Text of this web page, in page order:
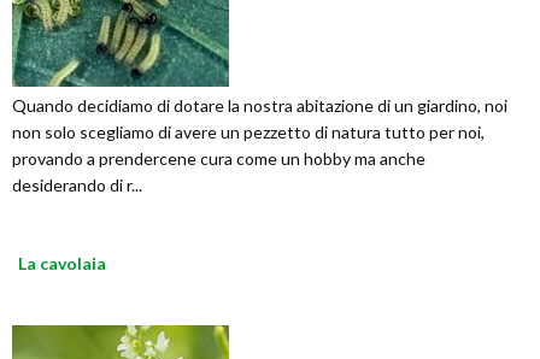
Quando decidiamo di dotare la nostra abitazione di un giardino, noi
non solo scegliamo di avere un pezzetto di natura tutto per noi,
provando a prendercene cura come un hobby ma anche
desiderando di r...
La cavolaia